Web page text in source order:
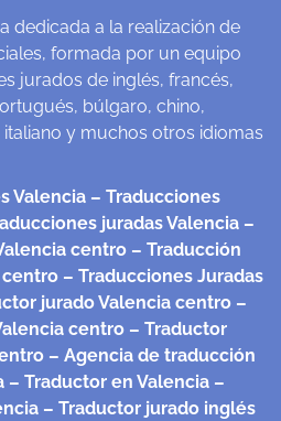
dedicada a la realización de
formada por un equipo
jurados de inglés, francés,
búlgaro, chino,
y muchos otros idiomas
Valencia – Traducciones
juradas Valencia –
centro – Traducción
centro – Traducciones Juradas
jurado Valencia centro –
centro – Traductor
– Agencia de traducción
– Traductor en Valencia –
– Traductor jurado inglés